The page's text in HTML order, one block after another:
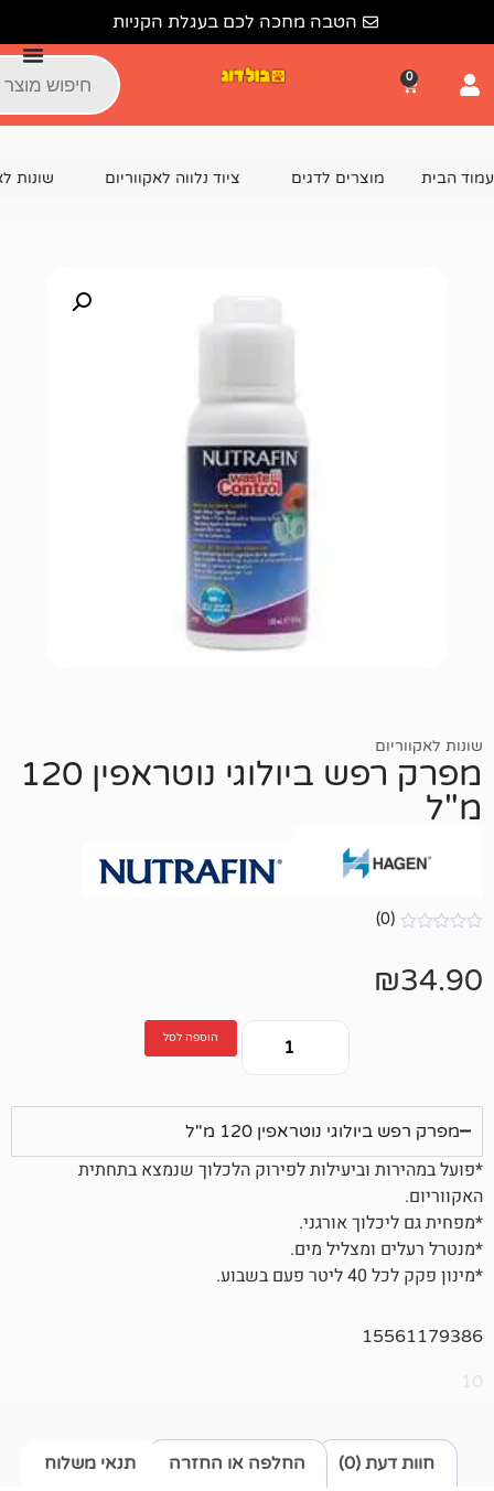
הטבה מחכה לכם בעגלת הקניות
לדגים ציוד נלווה לאקווריום שונות לאקווריום מפרק
מפרק רפש ביולוגי נוטראפין 120
הוספה לסל
נוטראפין 120 מ"ל
לפירוק הלכלוך שנמצא בתחתית
אורגני.
מים.
תנאי משלוח החלפה או החזרה